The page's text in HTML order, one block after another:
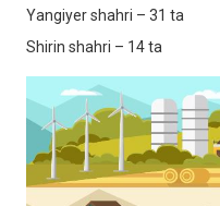
Yangiyer shahri – 31 ta
Shirin shahri – 14 ta